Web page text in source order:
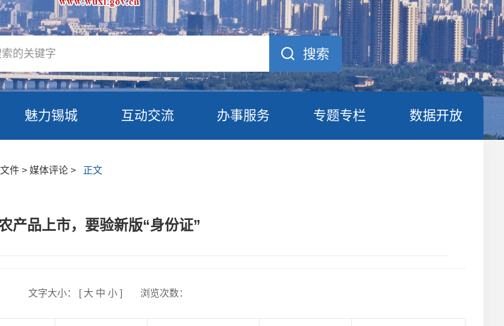
魅力锡城 互动交流 办事服务 专题专栏 数据开放
件 > 媒体评论 > 正文
产品上市，要验新版“身份证”
文字大小： [ 大 中 小] 浏览次数：